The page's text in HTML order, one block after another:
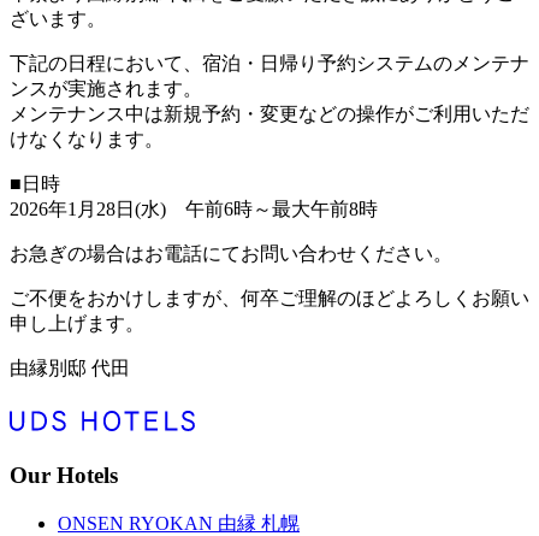
ざいます。
下記の日程において、宿泊・日帰り予約システムのメンテナ
ンスが実施されます。
メンテナンス中は新規予約・変更などの操作がご利用いただ
けなくなります。
■日時
2026年1月28日(水) 午前6時～最大午前8時
お急ぎの場合はお電話にてお問い合わせください。
ご不便をおかけしますが、何卒ご理解のほどよろしくお願い
申し上げます。
由縁別邸 代田
Our Hotels
ONSEN RYOKAN 由縁 札幌